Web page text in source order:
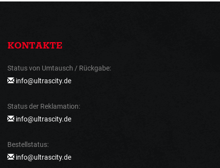
KONTAKTE
Status von Umtausch / Rückgabe:
info@ultrascity.de
Status der Reklamation:
info@ultrascity.de
Bestellstatus:
info@ultrascity.de